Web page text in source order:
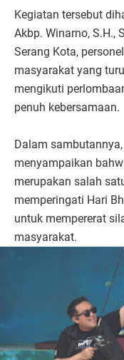
Kegiatan tersebut
Akbp. Winarno, S.H.,
Serang Kota,
masyarakat yang
mengikuti
penuh kebersamaan.
Dalam
menyampaikan
merupakan salah
memperingati Hari
untuk mempererat
masyarakat.